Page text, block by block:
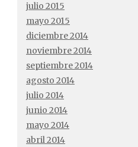
julio 2015
mayo 2015
diciembre 2014
noviembre 2014
septiembre 2014
agosto 2014
julio 2014
junio 2014
mayo 2014
abril 2014